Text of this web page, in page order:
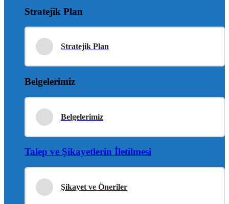
Stratejik Plan
Stratejik Plan
Belgelerimiz
Belgelerimiz
Talep ve Şikayetlerin İletilmesi
Şikayet ve Öneriler